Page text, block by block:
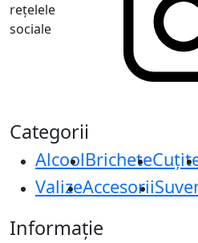
rețelele
sociale
Categorii
AlcoolBrichete
ValizeAccesorii
Informație